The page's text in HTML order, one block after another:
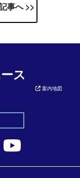
事へ >>
ス
案内地図